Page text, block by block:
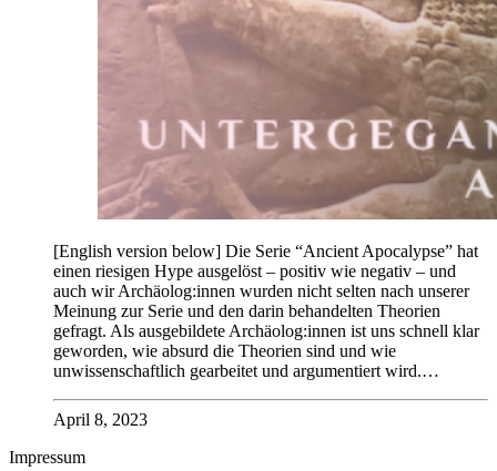
[English version below] Die Serie “Ancient Apocalypse” hat
einen riesigen Hype ausgelöst – positiv wie negativ – und
auch wir Archäolog:innen wurden nicht selten nach unserer
Meinung zur Serie und den darin behandelten Theorien
gefragt. Als ausgebildete Archäolog:innen ist uns schnell klar
geworden, wie absurd die Theorien sind und wie
unwissenschaftlich gearbeitet und argumentiert wird.…
April 8, 2023
Impressum